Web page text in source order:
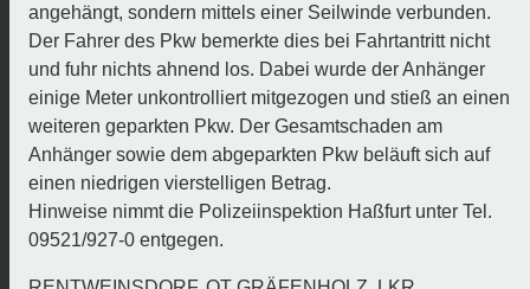
angehängt, sondern mittels einer Seilwinde verbunden.
Der Fahrer des Pkw bemerkte dies bei Fahrtantritt nicht
und fuhr nichts ahnend los. Dabei wurde der Anhänger
einige Meter unkontrolliert mitgezogen und stieß an einen
weiteren geparkten Pkw. Der Gesamtschaden am
Anhänger sowie dem abgeparkten Pkw beläuft sich auf
einen niedrigen vierstelligen Betrag.
Hinweise nimmt die Polizeiinspektion Haßfurt unter Tel.
09521/927-0 entgegen.